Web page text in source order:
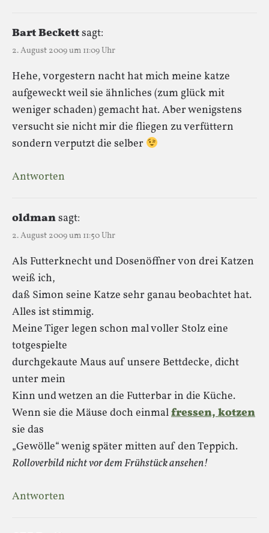
Bart Beckettsagt:
2. August 2009 um 11:09 Uhr
Hehe, vorgestern nacht hat mich meine katze
aufgeweckt weil sie ähnliches (zum glück mit
weniger schaden) gemacht hat. Aber wenigstens
versucht sie nicht mir die fliegen zu verfüttern
sondern verputzt die selber
Antworten
oldmansagt:
2. August 2009 um 11:50 Uhr
Als Futterknecht und Dosenöffner von drei Katzen
weiß ich,
daß Simon seine Katze sehr ganau beobachtet hat.
Alles ist stimmig.
Meine Tiger legen schon mal voller Stolz eine
totgespielte
durchgekaute Maus auf unsere Bettdecke, dicht
unter mein
Kinn und wetzen an die Futterbar in die Küche.
Wenn sie die Mäuse doch einmalfressen, kotzen
sie das
„Gewölle“ wenig später mitten auf den Teppich.
Rolloverbild nicht vor dem Frühstück ansehen!
Antworten